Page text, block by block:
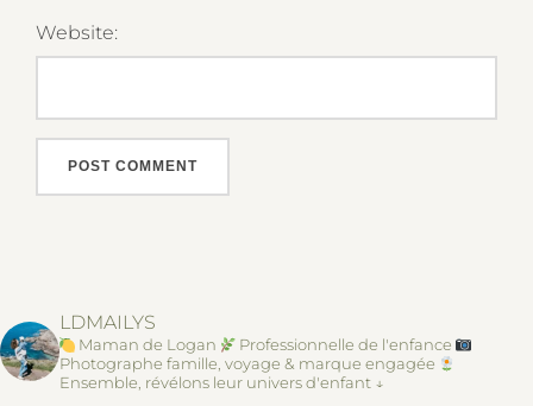
Website:
LDMAILYS
Maman de Logan
Professionnelle de l'enfance
Photographe famille, voyage & marque engagée
Ensemble, révélons leur univers d'enfant ↓